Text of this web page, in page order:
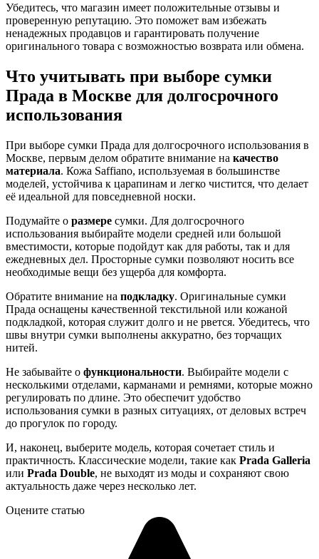
Убедитесь, что магазин имеет положительные отзывы и
проверенную репутацию. Это поможет вам избежать
ненадежных продавцов и гарантировать получение
оригинального товара с возможностью возврата или обмена.
Что учитывать при выборе сумки
Прада в Москве для долгосрочного
использования
При выборе сумки Прада для долгосрочного использования в
Москве, первым делом обратите внимание на качество
материала. Кожа Saffiano, используемая в большинстве
моделей, устойчива к царапинам и легко чистится, что делает
её идеальной для повседневной носки.
Подумайте о размере сумки. Для долгосрочного
использования выбирайте модели средней или большой
вместимости, которые подойдут как для работы, так и для
ежедневных дел. Просторные сумки позволяют носить все
необходимые вещи без ущерба для комфорта.
Обратите внимание на подкладку. Оригинальные сумки
Прада оснащены качественной текстильной или кожаной
подкладкой, которая служит долго и не рвется. Убедитесь, что
швы внутри сумки выполнены аккуратно, без торчащих
нитей.
Не забывайте о функциональности. Выбирайте модели с
несколькими отделами, карманами и ремнями, которые можно
регулировать по длине. Это обеспечит удобство
использования сумки в разных ситуациях, от деловых встреч
до прогулок по городу.
И, наконец, выберите модель, которая сочетает стиль и
практичность. Классические модели, такие как Prada Galleria
или Prada Double, не выходят из моды и сохраняют свою
актуальность даже через несколько лет.
Оцените статью